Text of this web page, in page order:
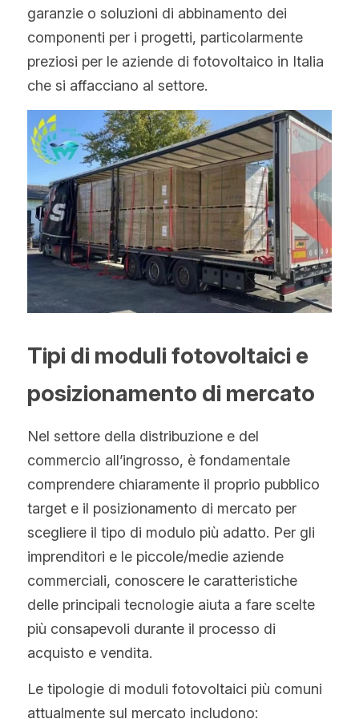
garanzie o soluzioni di abbinamento dei
componenti per i progetti, particolarmente
preziosi per le aziende di fotovoltaico in Italia
che si affacciano al settore.
Tipi di moduli fotovoltaici e
posizionamento di mercato
Nel settore della distribuzione e del
commercio all’ingrosso, è fondamentale
comprendere chiaramente il proprio pubblico
target e il posizionamento di mercato per
scegliere il tipo di modulo più adatto. Per gli
imprenditori e le piccole/medie aziende
commerciali, conoscere le caratteristiche
delle principali tecnologie aiuta a fare scelte
più consapevoli durante il processo di
acquisto e vendita.
Le tipologie di moduli fotovoltaici più comuni
attualmente sul mercato includono: